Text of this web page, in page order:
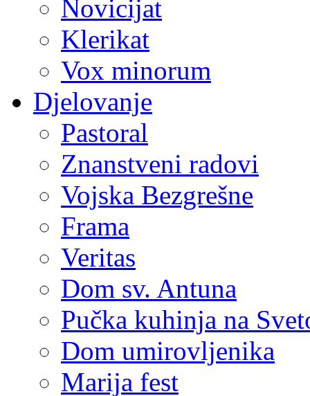
Novicijat
Klerikat
Vox minorum
Djelovanje
Pastoral
Znanstveni radovi
Vojska Bezgrešne
Frama
Veritas
Dom sv. Antuna
Pučka kuhinja na
Dom umirovljenika
Marija fest